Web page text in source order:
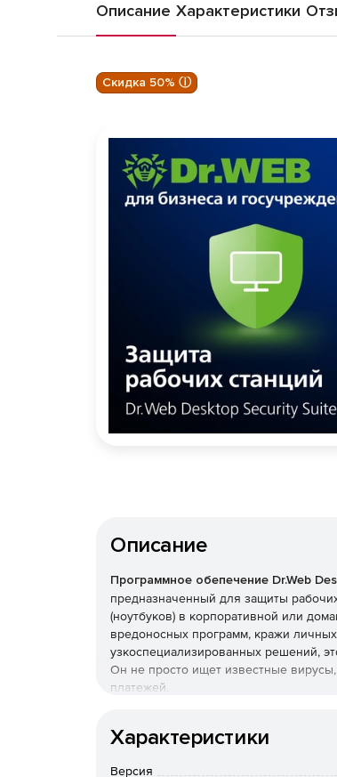
Описание Характеристики
Скидка 50% ⓘ
Описание
Программное обепечение Dr.Web
предназначенный для защиты
(ноутбуков) в корпоративной или
вредоносных программ, кражи
узкоспециализированных решений,
Он не просто ищет известные
платежей.
Преимущества
Наличие
Характеристики
Версия